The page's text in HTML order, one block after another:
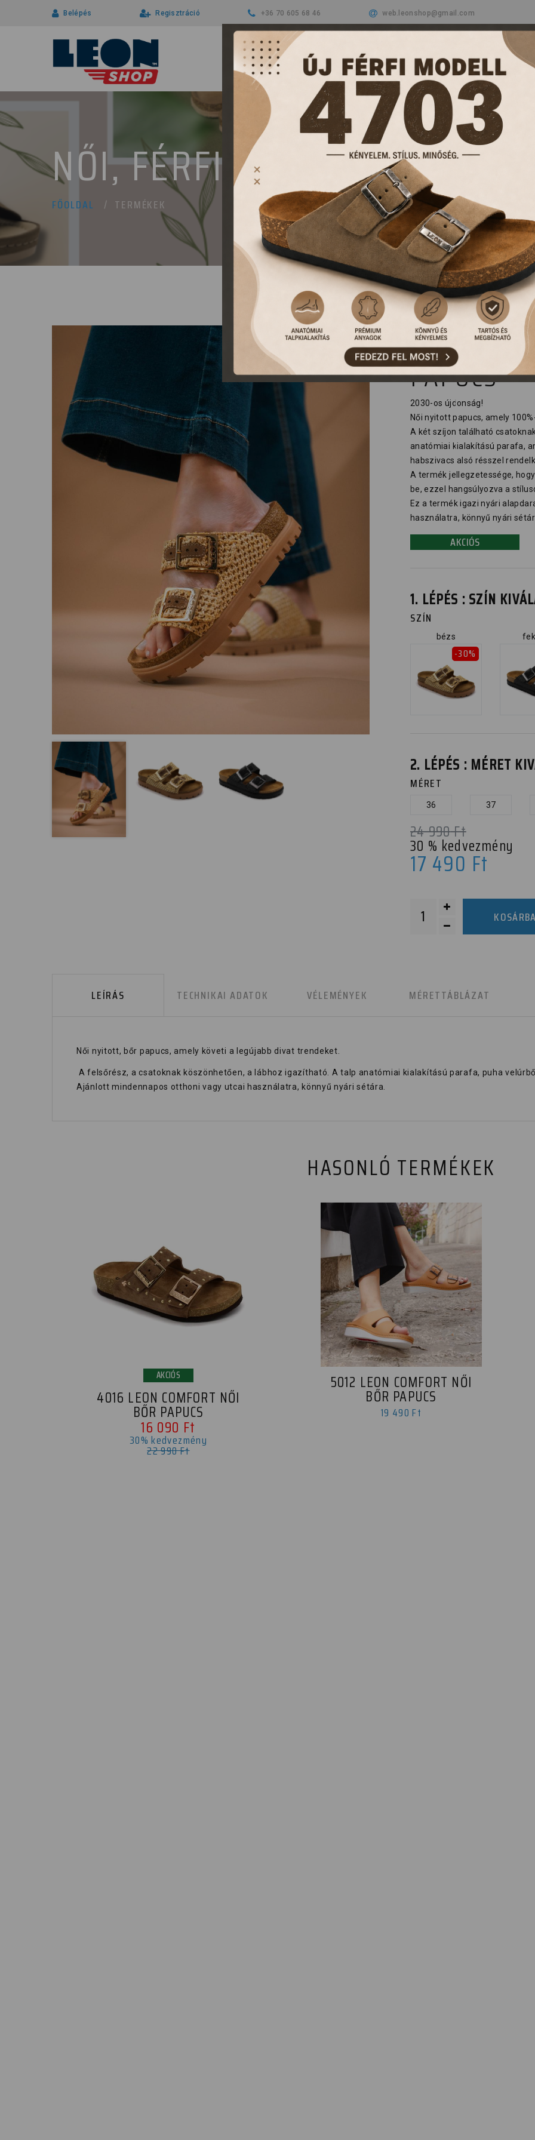
Belépés Regisztráció +36 70 605 68 46 web.leonshop@gmail.com
Cégünkről Termékeink Aktualitások
NŐI, FÉRFI PAPUCSOK ÉS
FŐOLDAL TERMÉKEK
6017
PAPUCS
2030-os újdonság!
Női nyitott papucs, amely
A két szíjon található
anatómiai kialakítású parafa,
habszivacs alsó résszel
A termék jellegzetessége,
be, ezzel hangsúlyozva a
Ez a termék igazi nyári
használatra, könnyű nyári
AKCIÓS
1. LÉPÉS : SZÍN
SZÍN
bézs
-30%
2. LÉPÉS : MÉRET
MÉRET
36 37
24 990Ft
30 % kedvezmény
17 490 Ft
KOSÁRBA
LEÍRÁS TECHNIKAI ADATOK VÉLEMÉNYEK MÉRETTÁBLÁZAT
Női nyitott, bőr papucs, amely követi a legújabb divat trendeket.
A felsőrész, a csatoknak köszönhetően, a lábhoz igazítható. A talp anatómiai kialakítású parafa, puha
Ajánlott mindennapos otthoni vagy utcai használatra, könnyű nyári sétára.
HASONLÓ TERMÉKEK
AKCIÓS
4016 LEON COMFORT NŐI
BŐR PAPUCS
16 090 Ft
30% kedvezmény
22 990 Ft
5012 LEON COMFORT NŐI
BŐR PAPUCS
19 490 Ft